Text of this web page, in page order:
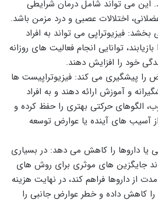
این می تواند شامل درمان شرایطی
اختلالات عصبی و درد مزمن باشد.
فیزیوتراپی می تواند به افراد
توانایی انجام فعالیت های روزانه
خود را افزایش دهند.
را پیشگیری می کند: فیزیوتراپیست ها
و آموزش ارائه دهند و به افراد
الگوهای حرکتی بهتری را حفظ کرده و
آسیب های آینده یا عوارض توسعه
یا داروها را کاهش می دهد: در بسیاری
جایگزین های موثری برای روش های
از داروها فراهم کند، در نهایت هزینه
کاهش داده و خطر عوارض جانبی را